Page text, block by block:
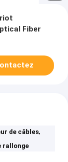
Fiber
de câbles,
rallonge